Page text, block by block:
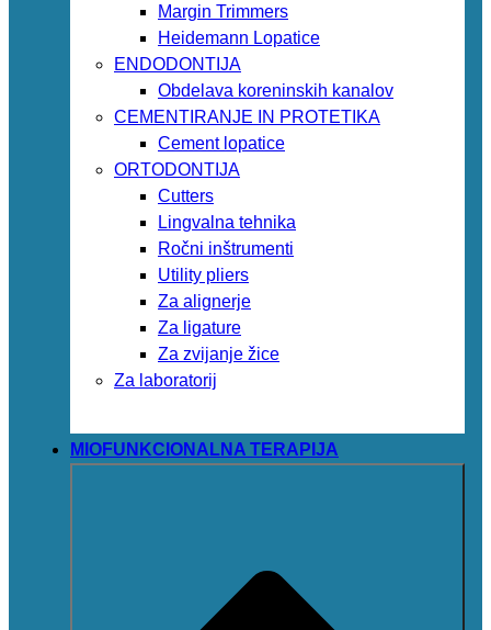
Margin Trimmers
Heidemann Lopatice
ENDODONTIJA
Obdelava koreninskih kanalov
CEMENTIRANJE IN PROTETIKA
Cement lopatice
ORTODONTIJA
Cutters
Lingvalna tehnika
Ročni inštrumenti
Utility pliers
Za alignerje
Za ligature
Za zvijanje žice
Za laboratorij
MIOFUNKCIONALNA TERAPIJA